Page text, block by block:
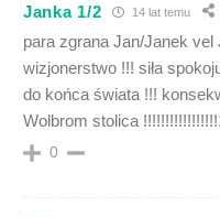
Janka 1/2 14 lat temu
para zgrana Jan/Janek vel
wizjonerstwo !!! siła
do końca świata !!!
Wolbrom stolica
0